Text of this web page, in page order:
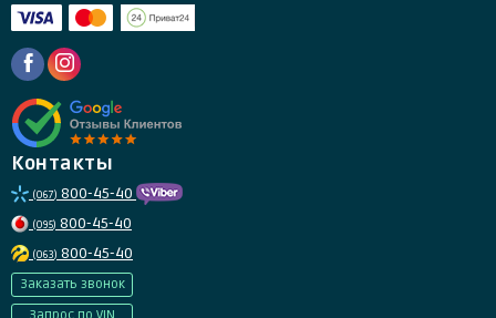
Контакты
(067) 800-45-40
(095) 800-45-40
(063) 800-45-40
Заказать звонок